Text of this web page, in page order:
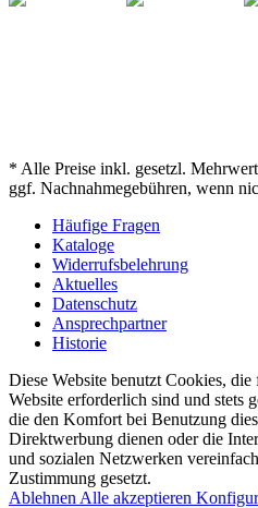
* Alle Preise inkl. gesetzl.
ggf. Nachnahmegebühren, wenn
Häufige Fragen
Kataloge
Widerrufsbelehrung
Aktuelles
Datenschutz
Ansprechpartner
Historie
Diese Website benutzt Cookies,
Website erforderlich sind und stets
die den Komfort bei Benutzung
Direktwerbung dienen oder die
und sozialen Netzwerken
Zustimmung gesetzt.
Ablehnen Alle akzeptieren